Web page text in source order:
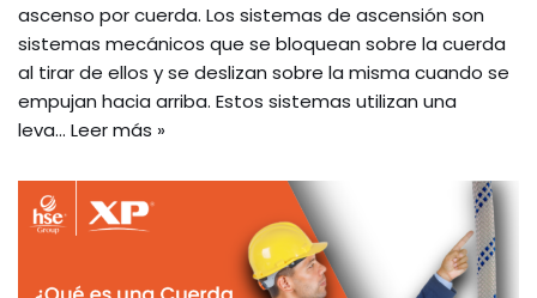
ascenso por cuerda. Los sistemas de ascensión son
sistemas mecánicos que se bloquean sobre la cuerda
al tirar de ellos y se deslizan sobre la misma cuando se
empujan hacia arriba. Estos sistemas utilizan una
leva… Leer más »